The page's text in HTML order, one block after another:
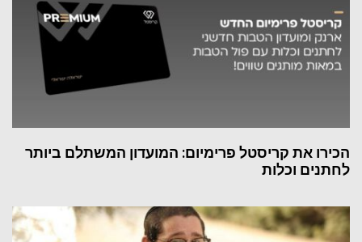
הכירו את קריסטל פרימיום: המועדון המשתלם ביותר
לחתנים וכלות